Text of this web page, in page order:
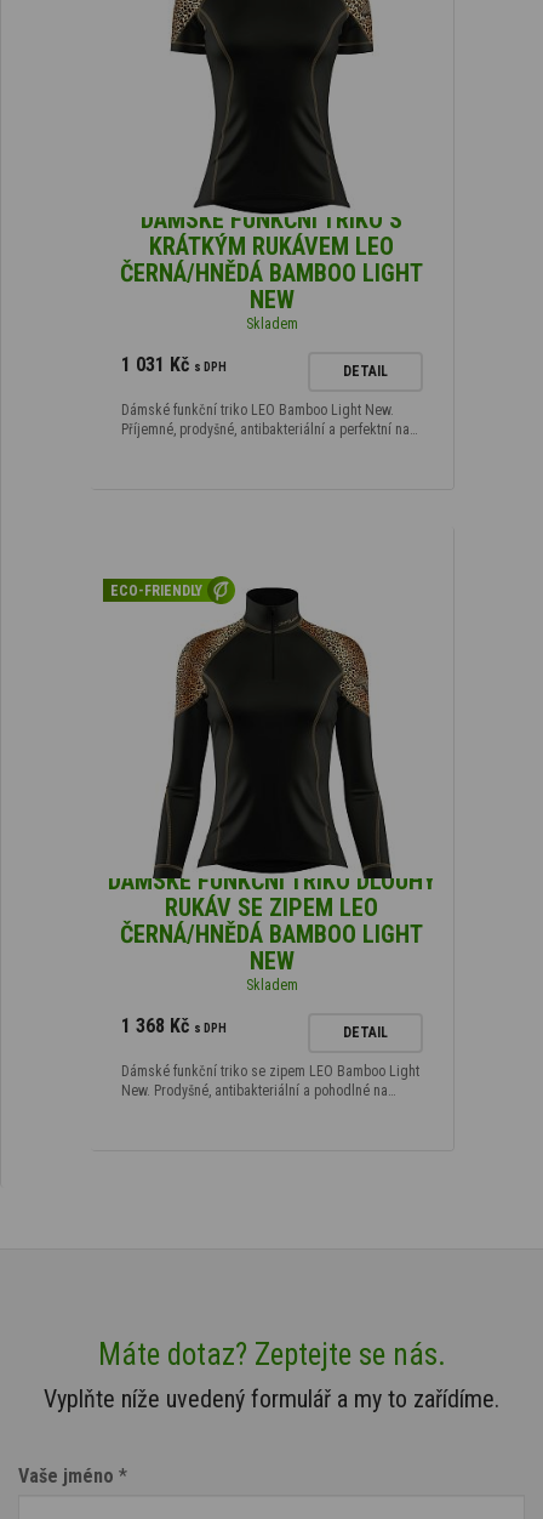
DÁMSKÉ FUNKČNÍ TRIKO S
KRÁTKÝM RUKÁVEM LEO
ČERNÁ/HNĚDÁ BAMBOO LIGHT
NEW
Skladem
1 031 Kč s DPH DETAIL
Dámské funkční triko LEO Bamboo Light New.
Příjemné, prodyšné, antibakteriální a perfektní na…
ECO-FRIENDLY
DÁMSKÉ FUNKČNÍ TRIKO DLOUHÝ
RUKÁV SE ZIPEM LEO
ČERNÁ/HNĚDÁ BAMBOO LIGHT
NEW
Skladem
1 368 Kč s DPH DETAIL
Dámské funkční triko se zipem LEO Bamboo Light
New. Prodyšné, antibakteriální a pohodlné na…
Máte dotaz? Zeptejte se nás.
Vyplňte níže uvedený formulář a my to zařídíme.
Vaše jméno *